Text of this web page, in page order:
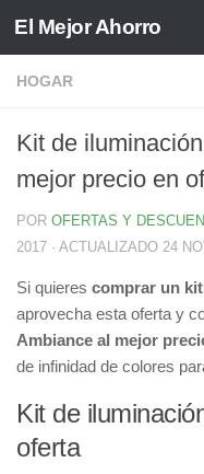
Saltar al contenido
El Mejor Ahorro
HOGAR
Kit de
mejor precio en
POR OFERTAS Y
2017 · ACTUALIZADO 24
Si quieres comprar un
aprovecha esta oferta y
Ambiance al mejor
de infinidad de colores
Kit de
oferta